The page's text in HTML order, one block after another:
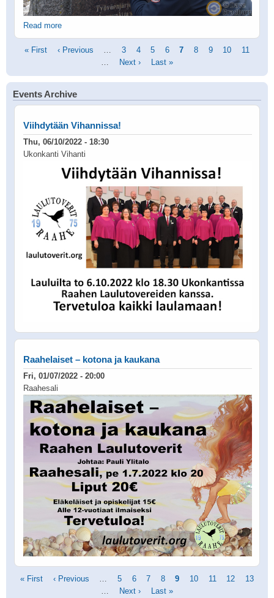
Read more
Pagination
First
« First
Previous
‹ Previous … Page
3 Page
4 Page
5 Page
6
Current
7 Page
8 Page
9 Page
10 Page
11
…
Next
page
Next ›
Last
page
Last »
Events Archive
Viihdytään Vihannissa!
Thu, 06/10/2022 - 18:30
Ukonkanti Vihanti
Raahelaiset – kotona ja kaukana
Fri, 01/07/2022 - 20:00
Raahesali
Pagination
First
« First
Previous
‹ Previous … Page
5 Page
6 Page
7 Page
8
Current
9 Page
10 Page
11 Page
12 Page
13
…
Next
Next › Last
Last »